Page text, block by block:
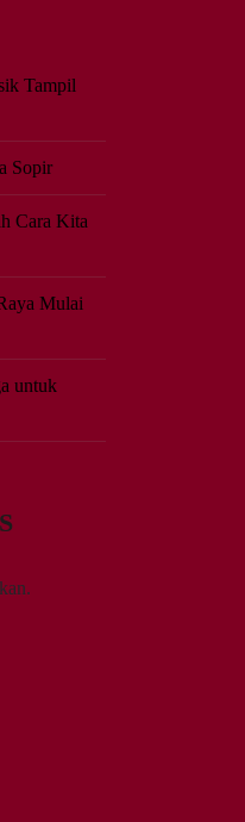
Tampil
Sopir
Cara Kita
Mulai
untuk